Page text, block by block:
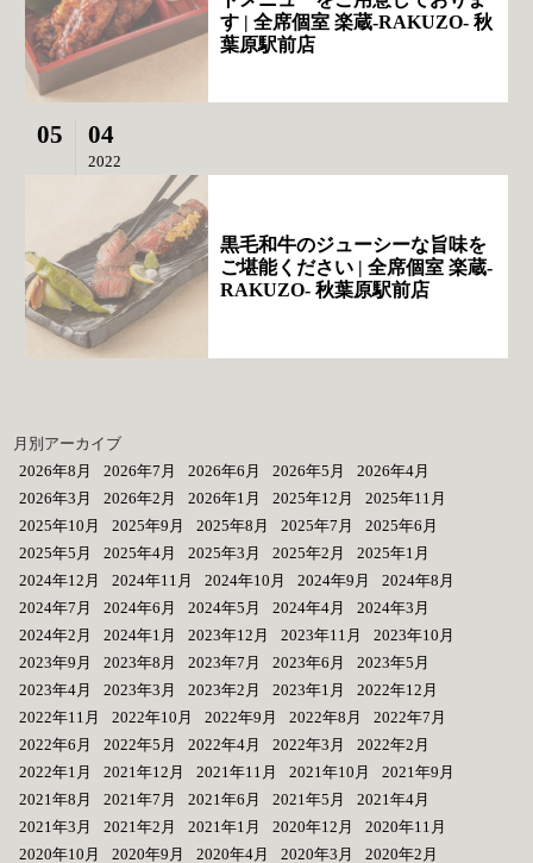
す | 全席個室 楽蔵‐RAKUZO‐ 秋
葉原駅前店
05 04
2022
黒毛和牛のジューシーな旨味を
ご堪能ください | 全席個室 楽蔵‐
RAKUZO‐ 秋葉原駅前店
月別アーカイブ
2026年8月
2026年7月 2026年6月 2026年5月
2026年4月
2026年3月
2026年2月 2026年1月 2025年12月
2025年11月
2025年10月
2025年9月 2025年8月 2025年7月
2025年6月
2025年5月
2025年4月 2025年3月 2025年2月
2025年1月
2024年12月
2024年11月 2024年10月 2024年9月
2024年8月
2024年7月
2024年6月 2024年5月 2024年4月
2024年3月
2024年2月
2024年1月 2023年12月 2023年11月
2023年10月
2023年9月
2023年8月 2023年7月 2023年6月
2023年5月
2023年4月
2023年3月 2023年2月 2023年1月
2022年12月
2022年11月
2022年10月 2022年9月 2022年8月
2022年7月
2022年6月
2022年5月 2022年4月 2022年3月
2022年2月
2022年1月
2021年12月 2021年11月 2021年10月
2021年9月
2021年8月
2021年7月 2021年6月 2021年5月
2021年4月
2021年3月
2021年2月 2021年1月 2020年12月
2020年11月
2020年10月
2020年9月 2020年4月 2020年3月
2020年2月